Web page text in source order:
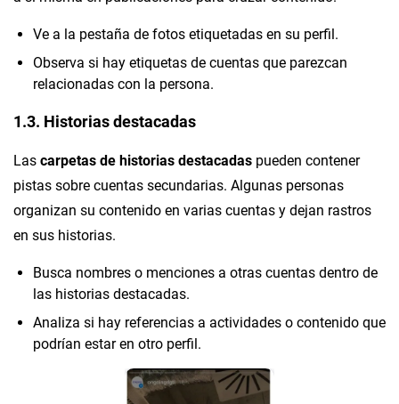
Ve a la pestaña de fotos etiquetadas en su perfil.
Observa si hay etiquetas de cuentas que parezcan
relacionadas con la persona.
1.3. Historias destacadas
Las carpetas de historias destacadas pueden contener
pistas sobre cuentas secundarias. Algunas personas
organizan su contenido en varias cuentas y dejan rastros
en sus historias.
Busca nombres o menciones a otras cuentas dentro de
las historias destacadas.
Analiza si hay referencias a actividades o contenido que
podrían estar en otro perfil.